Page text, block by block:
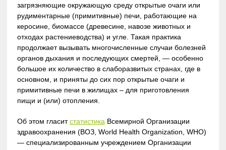
загрязняющие окружающую среду открытые очаги или
рудиментарные (примитивные) печи, работающие на
керосине, биомассе (древесине, навозе животных и
отходах растениеводства) и угле. Такая практика
продолжает вызывать многочисленные случаи болезней
органов дыхания и последующих смертей, — особенно
большое их количество в слаборазвитых странах, где в
основном, и приняты до сих пор открытые очаги и
примитивные печи в жилищах – для приготовления
пищи и (или) отопления.
Об этом гласитстатистика Всемирной Организации
здравоохранения (ВОЗ, World Health Organization, WHO)
— специализированным учреждением Организации